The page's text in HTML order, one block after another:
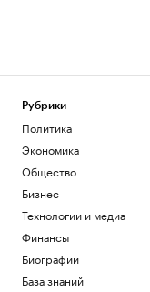
Рубрики
Политика
Экономика
Общество
Бизнес
Технологии и медиа
Финансы
Биографии
База знаний